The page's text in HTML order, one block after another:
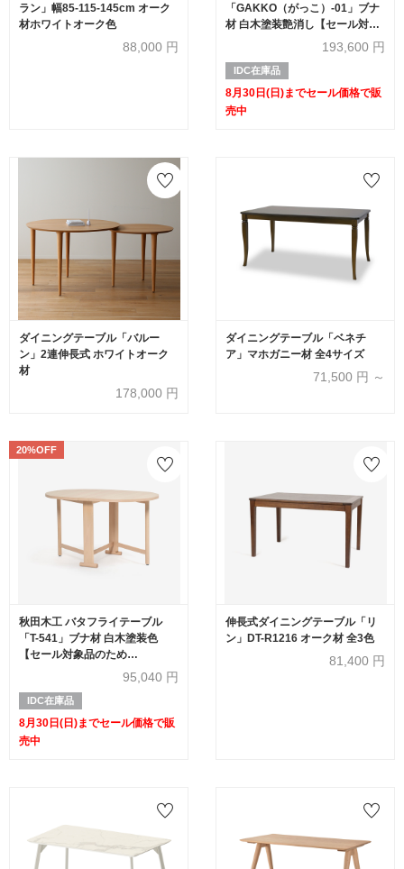
ラン」幅85-115-145cm オーク
材ホワイトオーク色
88,000 円
「GAKKO（がっこ）-01」ブナ
材 白木塗装艶消し【セール対象
193,600 円
IDC在庫品
8月30日(日)までセール価格で販
売中
ダイニングテーブル「バルー
ン」2連伸長式 ホワイトオーク
材
178,000 円
ダイニングテーブル「ベネチ
ア」マホガニー材 全4サイズ
71,500 円 ～
20%OFF
秋田木工 バタフライテーブル
「T-541」ブナ材 白木塗装色
【セール対象品のため
95,040 円
IDC在庫品
8月30日(日)までセール価格で販
売中
伸長式ダイニングテーブル「リ
ン」DT-R1216 オーク材 全3色
81,400 円